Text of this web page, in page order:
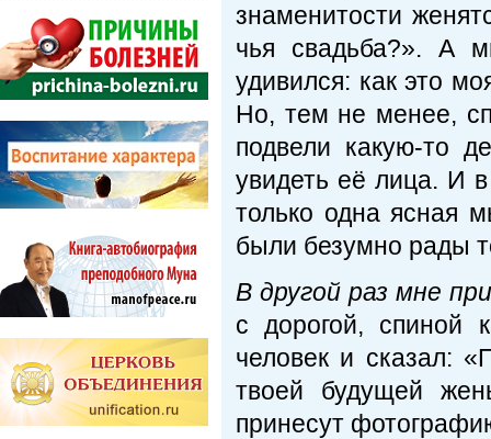
знаменитости
чья свадьба?». А
удивился: как это
Но, тем не менее,
подвели какую-то
увидеть её лица. И
только одна ясная
были безумно рады
В другой раз мне
с дорогой, спиной
человек и сказал:
твоей будущей
принесут